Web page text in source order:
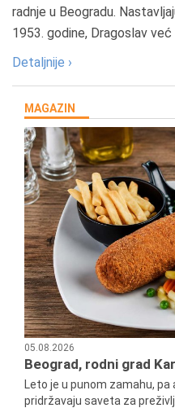
radnje u Beogradu.
1953. godine, Dragoslav već
Detaljnije ›
MAGAZIN
05.08.2026
Beograd, rodni grad
Leto je u punom zamahu, pa
pridržavaju saveta za